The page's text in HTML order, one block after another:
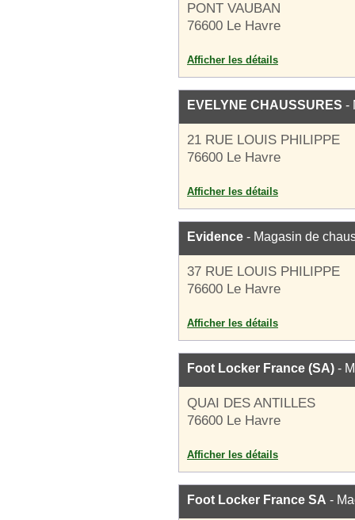
PONT VAUBAN
76600 Le Havre
Afficher les détails
EVELYNE CHAUSSURES -
21 RUE LOUIS PHILIPPE
76600 Le Havre
Afficher les détails
Evidence - Magasin de
37 RUE LOUIS PHILIPPE
76600 Le Havre
Afficher les détails
Foot Locker France (SA) -
QUAI DES ANTILLES
76600 Le Havre
Afficher les détails
Foot Locker France SA -